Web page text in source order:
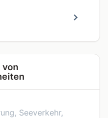
von
Seeverkehr,